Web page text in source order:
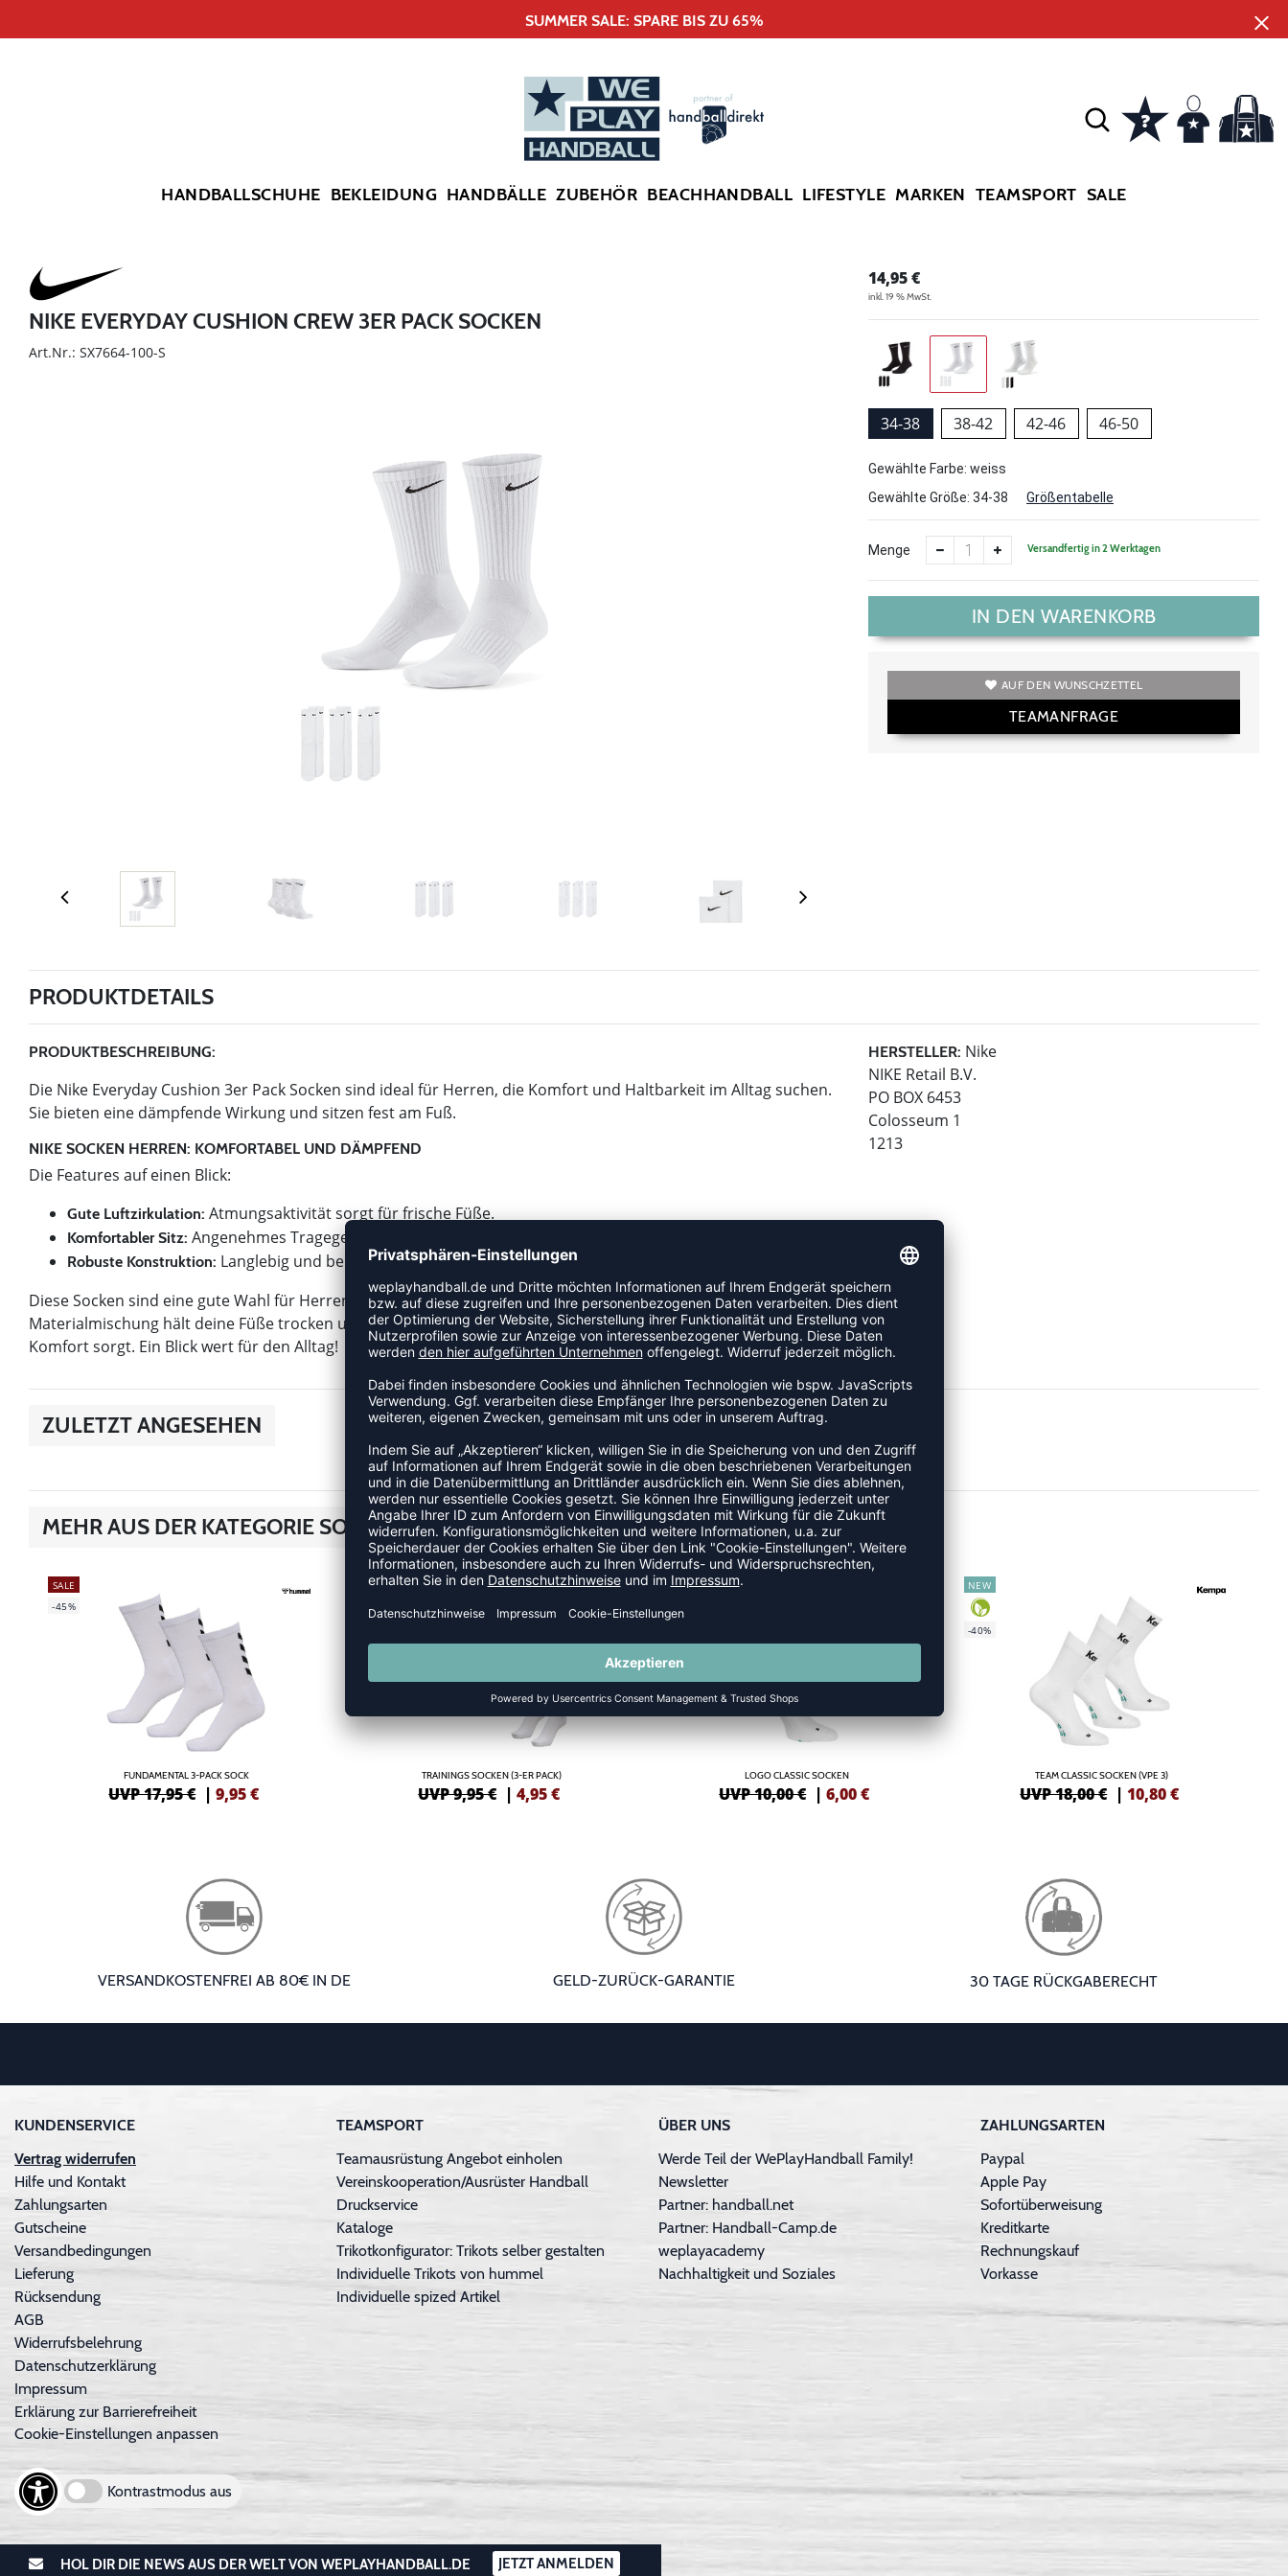
SUMMER SALE: SPARE BIS ZU 65%
HANDBALLSCHUHE BEKLEIDUNG HANDBÄLLE ZUBEHÖR BEACHHANDBALL LIFESTYLE MARKEN TEAMSPORT SALE
NIKE EVERYDAY CUSHION CREW 3ER PACK SOCKEN
Art.Nr.: SX7664-100-S
14,95€
inkl. 19 % MwSt.
34-38 38-42 42-46 46-50
Gewählte Farbe: weiss
Gewählte Größe: 34-38 Größentabelle
Menge Versandfertig in 2 Werktagen
IN DEN WARENKORB
AUF DEN WUNSCHZETTEL
TEAMANFRAGE
PRODUKTDETAILS
PRODUKTBESCHREIBUNG:
Die Nike Everyday Cushion 3er Pack Socken sind ideal für Herren, die Komfort und Haltbarkeit im Alltag suchen.
Sie bieten eine dämpfende Wirkung und sitzen fest am Fuß.
NIKE SOCKEN HERREN: KOMFORTABEL UND DÄMPFEND
Die Features auf einen Blick:
Gute Luftzirkulation: Atmungsaktivität sorgt für frische Füße.
Komfortabler Sitz: Angenehmes Tragegefühl den ganzen Tag.
Robuste Konstruktion: Langlebig und belastbar für den täglichen Gebrauch.
Diese Socken sind eine gute Wahl für Herren, die Wert auf Komfort und Haltbarkeit legen. Die atmungsaktive
Materialmischung hält deine Füße trocken und frisch, während die dämpfende Wirkung für zusätzlichen
Komfort sorgt. Ein Blick wert für den Alltag!
HERSTELLER: Nike
NIKE Retail B.V.
PO BOX 6453
Colosseum 1
1213
ZULETZT ANGESEHEN
MEHR AUS DER KATEGORIE SOCKEN
SALE
-45%
FUNDAMENTAL 3-PACK SOCK
UVP 17,95 € |9,95€
SALE
TRAININGS SOCKEN (3-ER PACK)
UVP 9,95 € |4,95€
NEW
LOGO CLASSIC SOCKEN
UVP 10,00 € |6,00€
NEW
-40%
TEAM CLASSIC SOCKEN (VPE 3)
UVP 18,00 € |10,80€
VERSANDKOSTENFREI AB 80€ IN DE GELD-ZURÜCK-GARANTIE 30 TAGE RÜCKGABERECHT
KUNDENSERVICE
Vertrag widerrufen
Hilfe und Kontakt
Zahlungsarten
Gutscheine
Versandbedingungen
Lieferung
Rücksendung
AGB
Widerrufsbelehrung
Datenschutzerklärung
Impressum
Erklärung zur Barrierefreiheit
Cookie-Einstellungen anpassen
Kontrastmodus aus
TEAMSPORT
Teamausrüstung Angebot einholen
Vereinskooperation/Ausrüster Handball
Druckservice
Kataloge
Trikotkonfigurator: Trikots selber gestalten
Individuelle Trikots von hummel
Individuelle spized Artikel
ÜBER UNS
Werde Teil der WePlayHandball Family!
Newsletter
Partner: handball.net
Partner: Handball-Camp.de
weplayacademy
Nachhaltigkeit und Soziales
ZAHLUNGSARTEN
Paypal
Apple Pay
Sofortüberweisung
Kreditkarte
Rechnungskauf
Vorkasse
HOL DIR DIE NEWS AUS DER WELT VON WEPLAYHANDBALL.DE JETZT ANMELDEN